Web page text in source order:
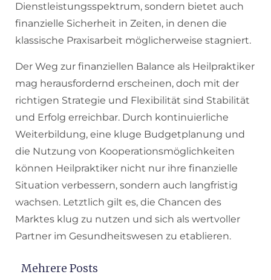
Dienstleistungsspektrum, sondern bietet auch
finanzielle Sicherheit in Zeiten, in denen die
klassische Praxisarbeit möglicherweise stagniert.
Der Weg zur finanziellen Balance als Heilpraktiker
mag herausfordernd erscheinen, doch mit der
richtigen Strategie und Flexibilität sind Stabilität
und Erfolg erreichbar. Durch kontinuierliche
Weiterbildung, eine kluge Budgetplanung und
die Nutzung von Kooperationsmöglichkeiten
können Heilpraktiker nicht nur ihre finanzielle
Situation verbessern, sondern auch langfristig
wachsen. Letztlich gilt es, die Chancen des
Marktes klug zu nutzen und sich als wertvoller
Partner im Gesundheitswesen zu etablieren.
Mehrere Posts